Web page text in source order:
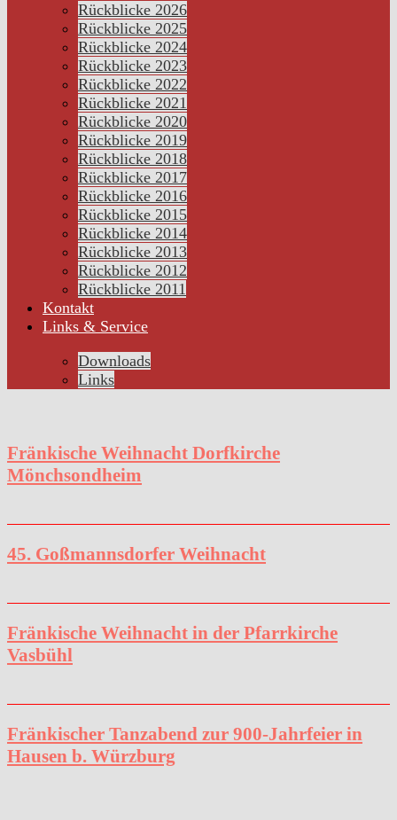
Rückblicke 2026
Rückblicke 2025
Rückblicke 2024
Rückblicke 2023
Rückblicke 2022
Rückblicke 2021
Rückblicke 2020
Rückblicke 2019
Rückblicke 2018
Rückblicke 2017
Rückblicke 2016
Rückblicke 2015
Rückblicke 2014
Rückblicke 2013
Rückblicke 2012
Rückblicke 2011
Kontakt
Links & Service
Downloads
Links
Fränkische Weihnacht Dorfkirche
Mönchsondheim
45. Goßmannsdorfer Weihnacht
Fränkische Weihnacht in der Pfarrkirche
Vasbühl
Fränkischer Tanzabend zur 900-Jahrfeier in
Hausen b. Würzburg